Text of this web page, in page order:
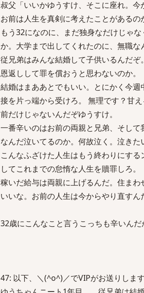
叔父「いいかゆうすけ、そこに座れ。今
お前は人生を真剣に考えたことがあるの
もう32になのに、まだ独身なだけじゃ
か。大学まで出してくれたのに、無職な
従兄弟はみんな結婚して子供いるんだ
恩返しして罪を償おうと思わないのか。
結婚はまああとでもいい。とにかく今
接を片っ端から受けろ。 無理です？甘
前だけじゃないんだぞゆうすけ。
一番辛いのはお前の両親と兄弟、そして
なんだ泣いてるのか。何故泣く。泣きた
こんなふざけた人生はもう終わりにす
してこれまでの怠惰な人生を贖罪しろ。
稼いだ給与は両親に上げるんだ。住まわ
いいな。お前の人生は今からやり直すん
32歳にこんなこと言うこっちも辛いんだ
47: 以下、＼(^o^)／でVIPがお送りしま